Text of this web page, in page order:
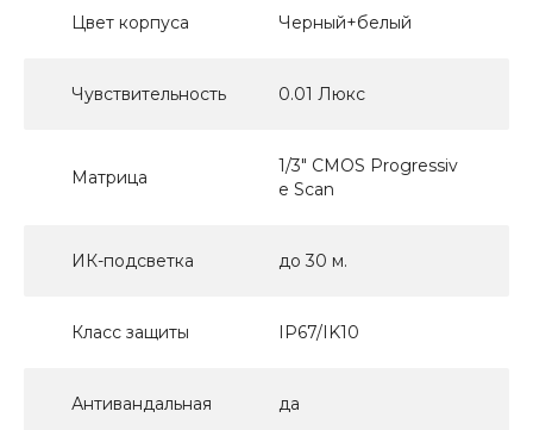
Цвет корпуса Черный+белый
Чувствительность 0.01 Люкс
Матрица
1/3" CMOS Progressiv
e Scan
ИК-подсветка до 30 м.
Класс защиты IP67/IK10
Антивандальная да